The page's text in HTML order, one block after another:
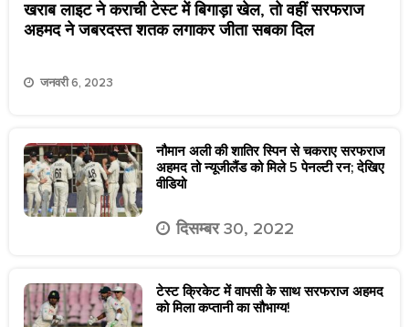
खराब लाइट ने कराची टेस्ट में बिगाड़ा खेल, तो वहीं सरफराज
अहमद ने जबरदस्त शतक लगाकर जीता सबका दिल
जनवरी 6, 2023
नौमान अली की शातिर स्पिन से चकराए सरफराज
अहमद तो न्यूजीलैंड को मिले 5 पेनल्टी रन; देखिए
वीडियो
दिसम्बर 30, 2022
टेस्ट क्रिकेट में वापसी के साथ सरफराज अहमद
को मिला कप्तानी का सौभाग्य!